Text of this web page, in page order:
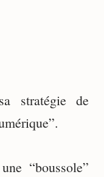
stratégie de
“boussole”